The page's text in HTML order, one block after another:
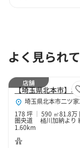
よく見られ
埼玉県北本市二ツ
178 坪
590 ㎡81.8万
圏央道 桶川加納より
1.60km
店舗